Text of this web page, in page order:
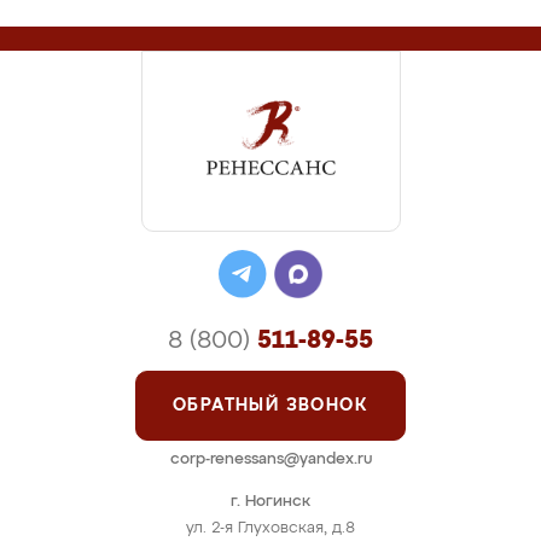
г. Ногинск
ул. 2-я Глуховская, д.8
8 (800) 511-89-55
ОБРАТНЫЙ ЗВОНОК
corp-renessans@yandex.ru